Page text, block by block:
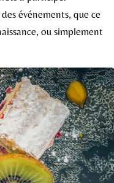
événements, que ce
ou simplement